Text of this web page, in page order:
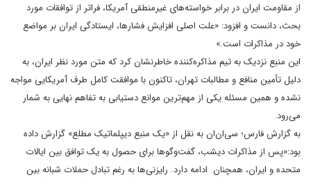
از مقاومت ایران در برابر خواسته‌های غیرمنطقی آمریکا، فراتر از توافقات مورد
بحث، دانست و افزود: «علت اصلی افزایش فشارها، ایستادگی ایران بر مواضع
خود در مذاکرات است.»
این منبع نزدیک به تیم مذاکره‌کننده خاطرنشان کرد که متن مورد نظر ایران، به
دلیل تأمین منافع و مطالبات تهران، تاکنون با موافقت کامل طرف آمریکایی مواجه
نشده و همین مسئله یکی از مهم‌ترین موانع دستیابی به تفاهم نهایی به شمار
می‌رود.
به گزارش فارس؛ سی‌ان‌ان به نقل از «یک منبع دیپلماتیک مطلع» گزارش داده
بود:«پس از مذاکرات دیشب، گفت‌و‌گوها برای حصول به یک توافق بین ایالات
متحده و ایران، همچنان ادامه دارد. رایزنی‌ها به رغم تبادل حملات شبانه بین